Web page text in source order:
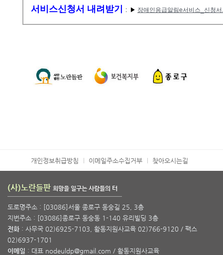
서비스신청서 내려받기 : ▶ 장애인응급알림e서비스_신청
개인정보취급방침 이메일주소수집거부 찾아오시는길
(사)노란들판 희망을 일구는 사람들의 터
도로명주소 : [03086]서울 종로구 동숭길 25, 3층
지번주소 : [03086]종로구 동숭동 1-140 유리빌딩 3층
전화 : 사무국 02)6925-7103, 활동지원사교육 02)766-9120 / 팩스
02)6937-1701
이메일 : 대표 nodeuldp@gmail.com / 활동지원사교육